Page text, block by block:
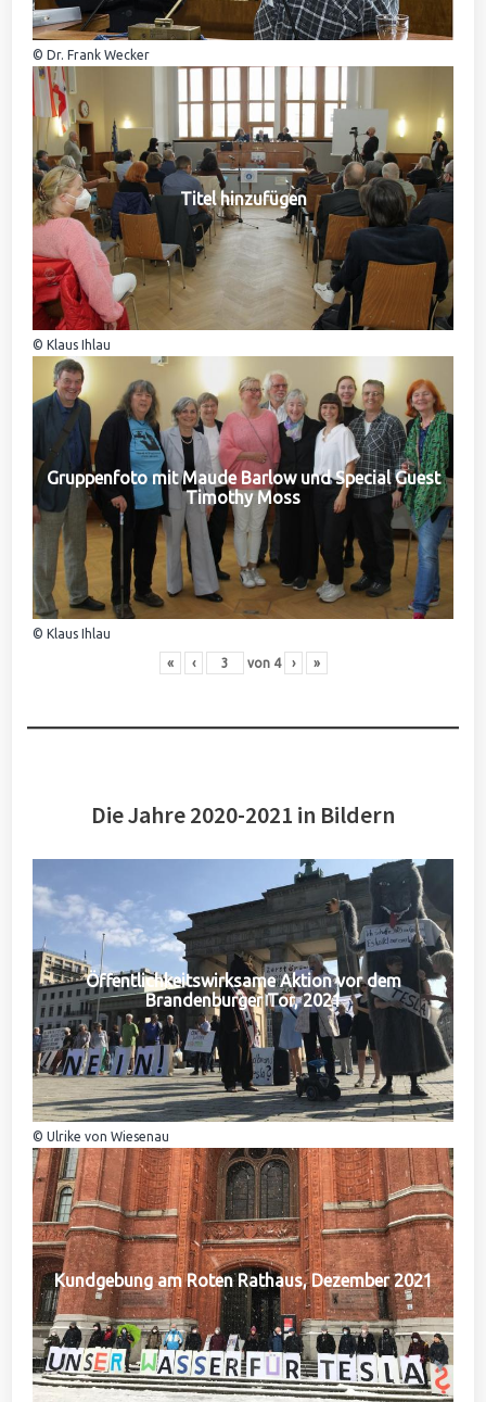
© Dr. Frank Wecker
Titel hinzufügen
© Klaus Ihlau
Gruppenfoto mit Maude Barlow und Special Guest
Timothy Moss
© Klaus Ihlau
« ‹ von 4 › »
Die Jahre 2020-2021 in Bildern
Öffentlichkeitswirksame Aktion vor dem
Brandenburger Tor, 2021
© Ulrike von Wiesenau
Kundgebung am Roten Rathaus, Dezember 2021